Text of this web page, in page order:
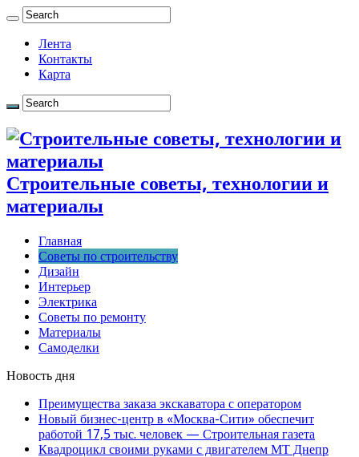
Лента
Контакты
Карта
Строительные советы, технологии и
материалы
Главная
Советы по строительству
Дизайн
Интерьер
Электрика
Советы по ремонту
Материалы
Самоделки
Новость дня
Преимущества заказа экскаватора с оператором
Новый бизнес-центр в «Москва-Сити» обеспечит
работой 17,5 тыс. человек — Строительная газета
Квадроцикл своими руками с двигателем МТ Днепр